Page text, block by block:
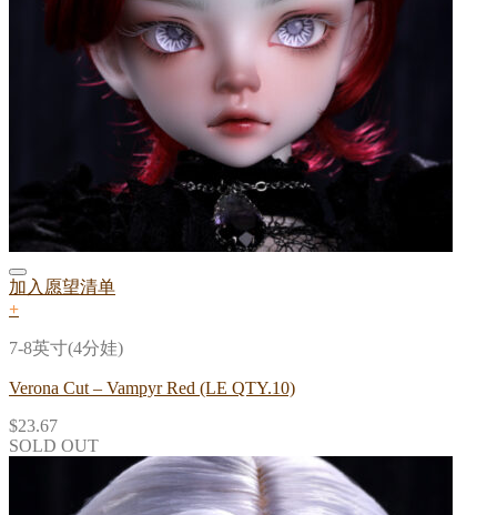
加入愿望清单
+
7-8英寸(4分娃)
Verona Cut – Vampyr Red (LE QTY.10)
$23.67
SOLD OUT